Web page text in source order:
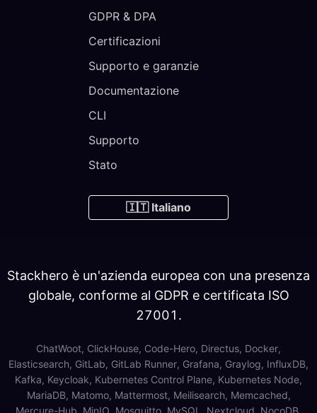
GDPR & DPA
Certificazioni
Supporto e garanzie
Documentazione
CLI
Supporto
Stato
🇮🇹 Italiano
Stackhero è un'azienda europea con una presenza
globale, conforme al GDPR e certificata ISO
27001.
ChatWoot, ClickHouse, Code-Hero, Directus, Docker,
Elasticsearch, GitLab, GitLab Runner, Grafana, Graylog, InfluxDB,
Kafka, Keycloak, Kubernetes Control Plane, Kubernetes Node,
MariaDB, Matomo, Mattermost, Meilisearch, Memcached,
Mercure-Hub, MinIO, Mosquitto, MySQL, Nextcloud, NocoDB,